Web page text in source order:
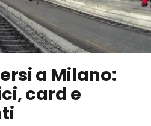
a Milano:
card e